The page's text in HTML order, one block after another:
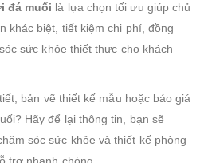
đá muối là lựa chọn tối ưu giúp chủ
khác biệt, tiết kiệm chi phí, đồng
sức khỏe thiết thực cho khách
bản vẽ thiết kế mẫu hoặc báo giá
Hãy để lại thông tin, bạn sẽ
sóc sức khỏe và thiết kế phòng